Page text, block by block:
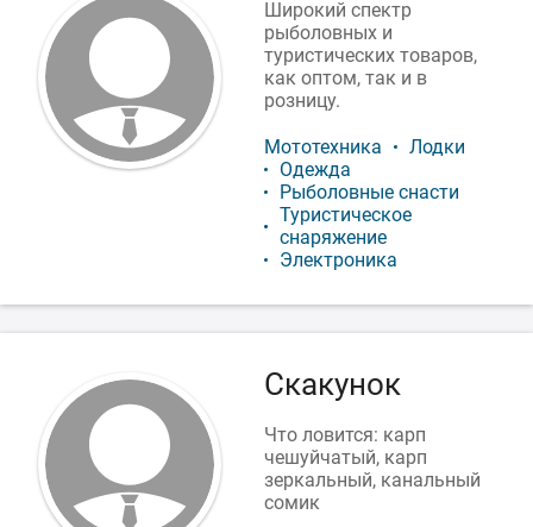
Широкий спектр
рыболовных и
туристических товаров,
как оптом, так и в
розницу.
Мототехника
Лодки
Одежда
Рыболовные снасти
Туристическое
снаряжение
Электроника
Скакунок
Что ловится: карп
чешуйчатый, карп
зеркальный, канальный
сомик